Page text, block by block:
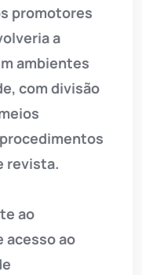
promotores
a
ambientes
com divisão
revista.
ao
acesso ao